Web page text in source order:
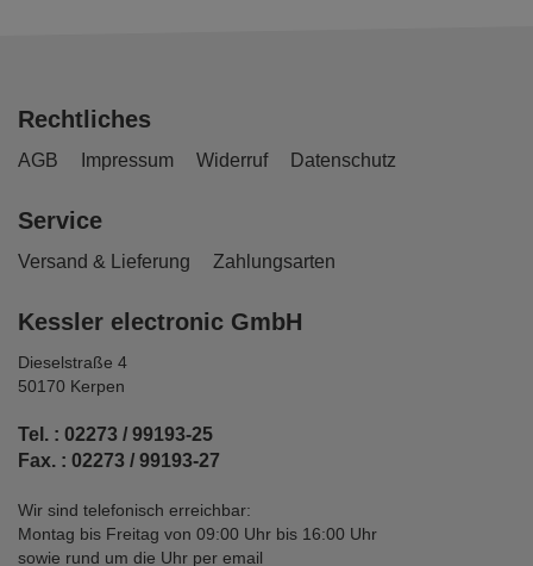
Rechtliches
AGB Impressum Widerruf Datenschutz
Service
Versand & Lieferung Zahlungsarten
Kessler electronic GmbH
Dieselstraße 4
50170 Kerpen
Tel. : 02273 / 99193-25
Fax. : 02273 / 99193-27
Wir sind telefonisch erreichbar:
Montag bis Freitag von 09:00 Uhr bis 16:00 Uhr
sowie rund um die Uhr per email